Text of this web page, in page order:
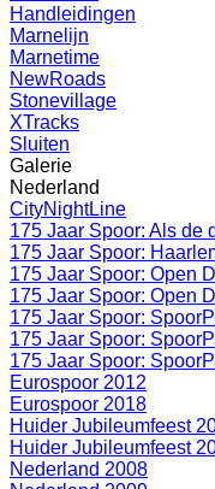
Handleidingen
Marnelijn
Marnetime
NewRoads
Stonevillage
XTracks
Sluiten
Galerie
Nederland
CityNightLine
175 Jaar Spoor: Als de
175 Jaar Spoor:
175 Jaar Spoor: Open
175 Jaar Spoor: Open
175 Jaar Spoor:
175 Jaar Spoor:
175 Jaar Spoor:
Eurospoor 2012
Eurospoor 2018
Huider Jubileumfeest
Huider Jubileumfeest
Nederland 2008